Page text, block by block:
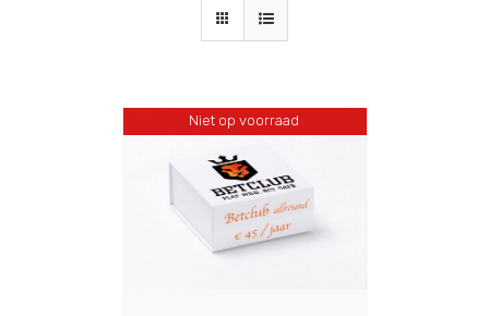
Niet op voorraad